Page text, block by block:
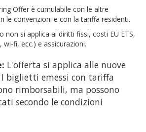
Offer è cumulabile con le altre
le convenzioni e con la tariffa residenti.
non si applica ai diritti fissi, costi EU ETS,
wi-fi, ecc.) e assicurazioni.
L'offerta si applica alle nuove
biglietti emessi con tariffa
rimborsabili, ma possono
secondo le condizioni